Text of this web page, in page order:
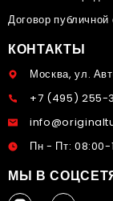
Договор
КОНТАКТЫ
Москва, ул.
+7 (495) 255-
Пн - Пт: 08:00-
МЫ В